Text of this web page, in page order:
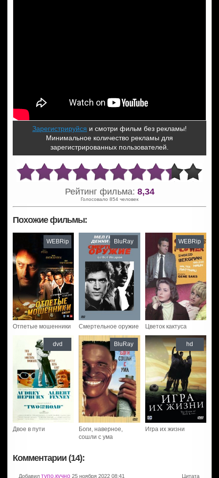
Зарегистрируйся и смотри фильм без рекламы!
Минимальное количество рекламы для
зарегистрированных пользователей.
Рейтинг фильма: 8,34
Голосовало 854 человек
Похожие фильмы:
Отпетые мошенники
WEBRip
Смертельное оружие
BluRay
Цветок кактуса
WEBRip
Двое в пути
dvd
Боги, наверное,
сошли с ума
BluRay
Игра их жизни
hd
Комментарии (14):
Добавил тупо,кучно 25 ноября 2022 08:41 Цитата